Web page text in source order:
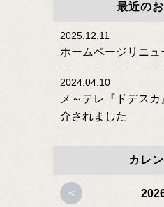
最近の
2025.12.11
ホームページリニュ
2024.04.10
メ～テレ『ドデス
介されました
カレ
<